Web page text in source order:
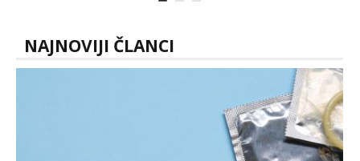
NAJNOVIJI ČLANCI